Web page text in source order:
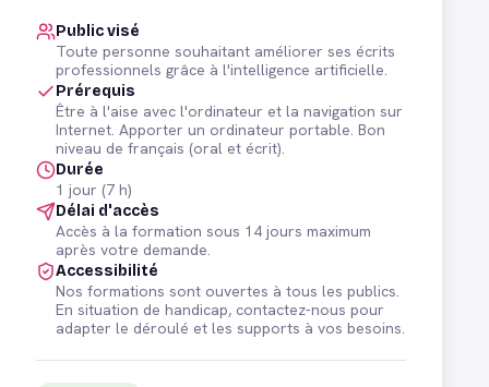
Public visé
Toute personne souhaitant améliorer ses écrits
professionnels grâce à l'intelligence artificielle.
Prérequis
Être à l'aise avec l'ordinateur et la navigation sur
Internet. Apporter un ordinateur portable. Bon
niveau de français (oral et écrit).
Durée
1 jour (7 h)
Délai d'accès
Accès à la formation sous 14 jours maximum
après votre demande.
Accessibilité
Nos formations sont ouvertes à tous les publics.
En situation de handicap, contactez-nous pour
adapter le déroulé et les supports à vos besoins.